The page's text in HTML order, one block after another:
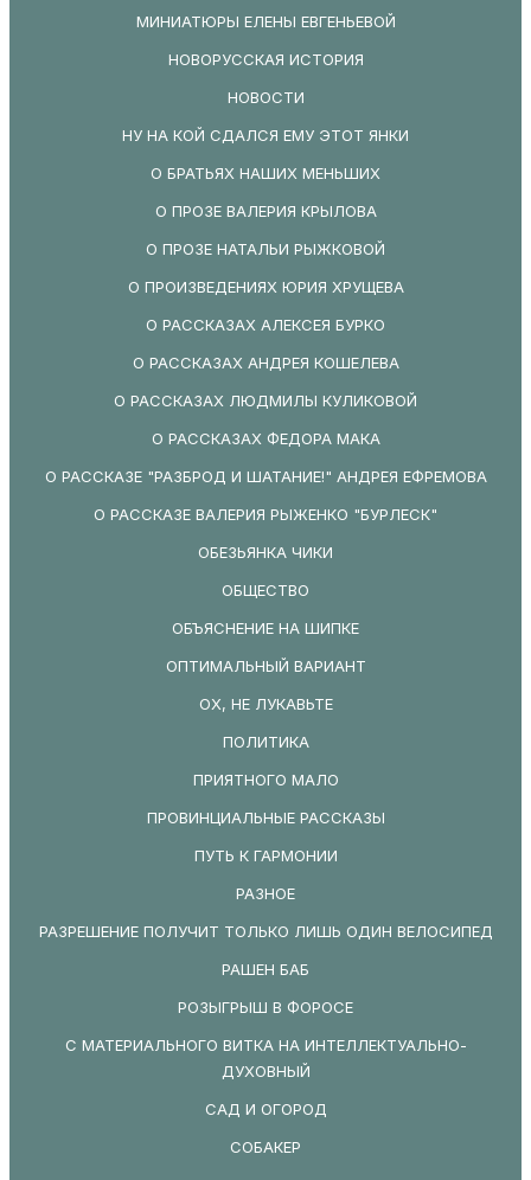
МИНИАТЮРЫ ЕЛЕНЫ ЕВГЕНЬЕВОЙ
НОВОРУССКАЯ ИСТОРИЯ
НОВОСТИ
НУ НА КОЙ СДАЛСЯ ЕМУ ЭТОТ ЯНКИ
О БРАТЬЯХ НАШИХ МЕНЬШИХ
О ПРОЗЕ ВАЛЕРИЯ КРЫЛОВА
О ПРОЗЕ НАТАЛЬИ РЫЖКОВОЙ
О ПРОИЗВЕДЕНИЯХ ЮРИЯ ХРУЩЕВА
О РАССКАЗАХ АЛЕКСЕЯ БУРКО
О РАССКАЗАХ АНДРЕЯ КОШЕЛЕВА
О РАССКАЗАХ ЛЮДМИЛЫ КУЛИКОВОЙ
О РАССКАЗАХ ФЕДОРА МАКА
О РАССКАЗЕ "РАЗБРОД И ШАТАНИЕ!" АНДРЕЯ ЕФРЕМОВА
О РАССКАЗЕ ВАЛЕРИЯ РЫЖЕНКО "БУРЛЕСК"
ОБЕЗЬЯНКА ЧИКИ
ОБЩЕСТВО
ОБЪЯСНЕНИЕ НА ШИПКЕ
ОПТИМАЛЬНЫЙ ВАРИАНТ
ОХ, НЕ ЛУКАВЬТЕ
ПОЛИТИКА
ПРИЯТНОГО МАЛО
ПРОВИНЦИАЛЬНЫЕ РАССКАЗЫ
ПУТЬ К ГАРМОНИИ
РАЗНОЕ
РАЗРЕШЕНИЕ ПОЛУЧИТ ТОЛЬКО ЛИШЬ ОДИН ВЕЛОСИПЕД
РАШЕН БАБ
РОЗЫГРЫШ В ФОРОСЕ
С МАТЕРИАЛЬНОГО ВИТКА НА ИНТЕЛЛЕКТУАЛЬНО-
ДУХОВНЫЙ
САД И ОГОРОД
СОБАКЕР